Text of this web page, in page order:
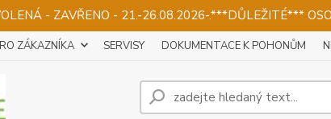
- ZAVŘENO - 21.-26.08.2026-.***DŮLEŽITÉ***
ZÁKAZNÍKA SERVISY DOKUMENTACE K POHONŮM